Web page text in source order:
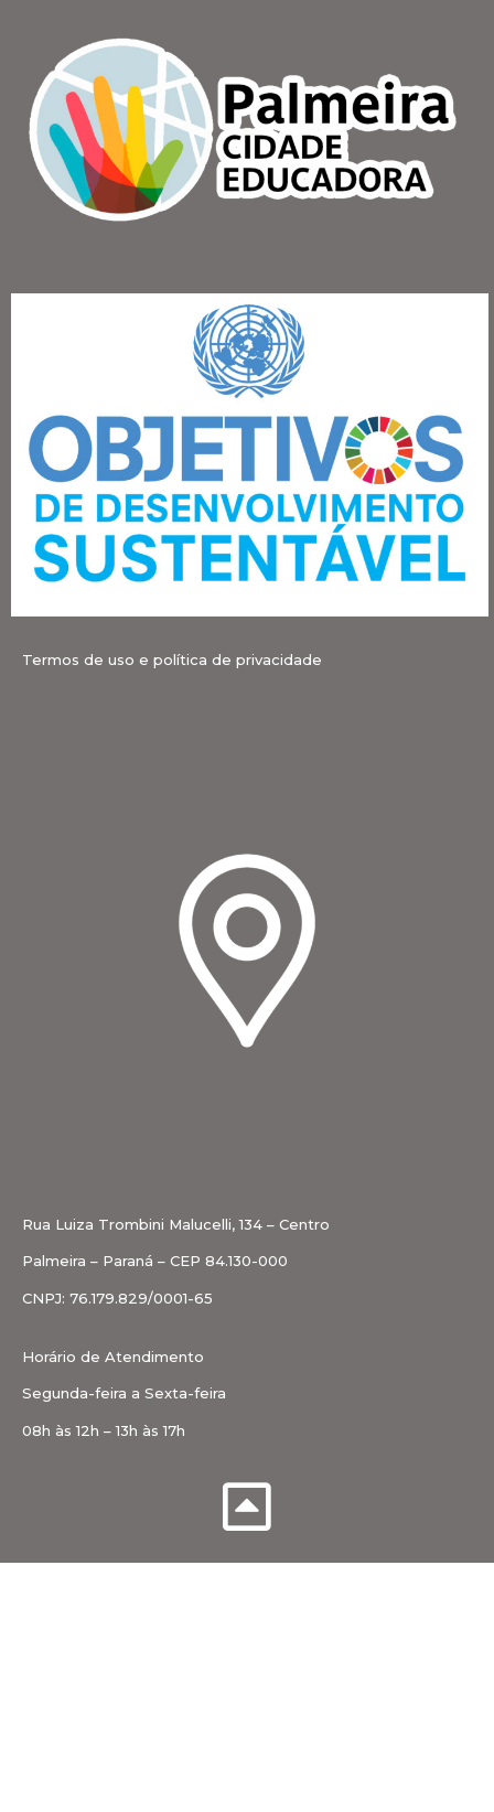
Termos de uso e política de privacidade
Rua Luiza Trombini Malucelli, 134 – Centro
Palmeira – Paraná – CEP 84.130-000
CNPJ: 76.179.829/0001-65
Horário de Atendimento
Segunda-feira a Sexta-feira
08h às 12h – 13h às 17h